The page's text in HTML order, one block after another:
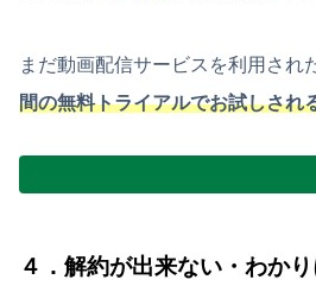
まだ動画配信サービスを利用され
間の無料トライアルでお試しされ
４．解約が出来ない・わか